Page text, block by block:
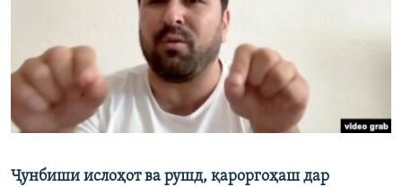
Ҷунбиши ислоҳот ва рушд, қароргоҳаш дар